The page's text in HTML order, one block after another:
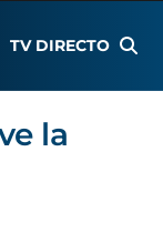
TV DIRECTO
la